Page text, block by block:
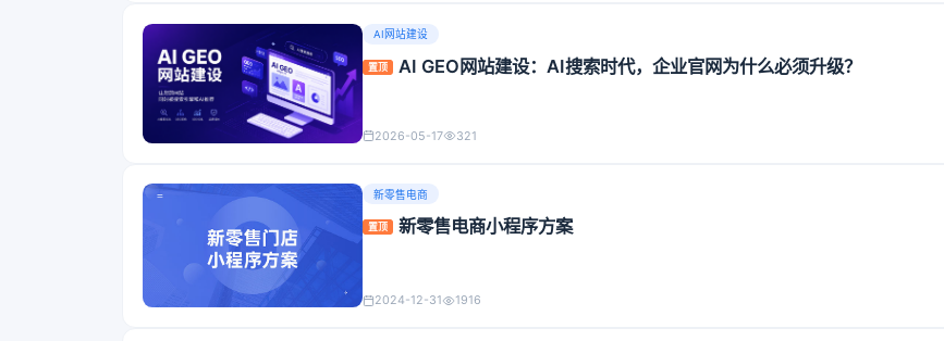
AI网站建设
置顶 AI GEO网站建设：AI搜索时代，企业官网为什么必须升级？
2026-05-17 321
新零售电商
置顶 新零售电商小程序方案
2024-12-31 1916